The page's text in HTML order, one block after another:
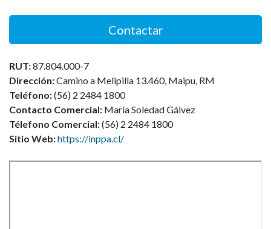
Contactar
RUT:87.804.000-7
Dirección:Camino a Melipilla 13.460, Maipu, RM
Teléfono:(56) 2 2484 1800
Contacto Comercial: Maria Soledad Gálvez
Télefono Comercial:(56) 2 2484 1800
Sitio Web:https://inppa.cl/